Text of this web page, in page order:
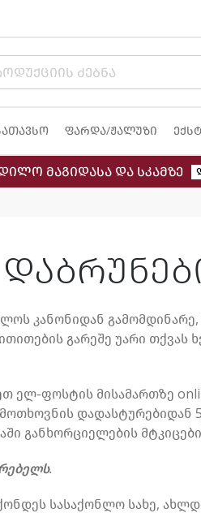
ფარდა/ჟალუზი
მაგიდასა და სკამზე
კანონიდან
გარეშე უარი თქვას
ელ-ფოსტის მისამართზე
დადასტურებიდან
განხორციელების
სასაქონლო სახე,